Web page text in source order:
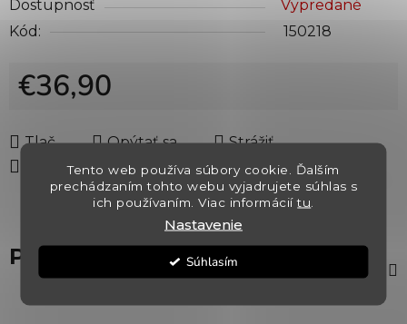
Tento web používa súbory cookie. Ďalším
prechádzaním tohto webu vyjadrujete súhlas s
ich používaním. Viac informáciítu
Nastavenie
Súhlasím
Dostupnosť
Vypredané
Kód:
150218
€36,90
Tlač
Opýtať sa
Strážiť
Zdieľať
Popis